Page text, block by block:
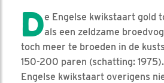
De Engelse kwikstaart gold
als een zeldzame
toch meer te broeden in de
150-200 paren (schatting:
Engelse kwikstaart overigens